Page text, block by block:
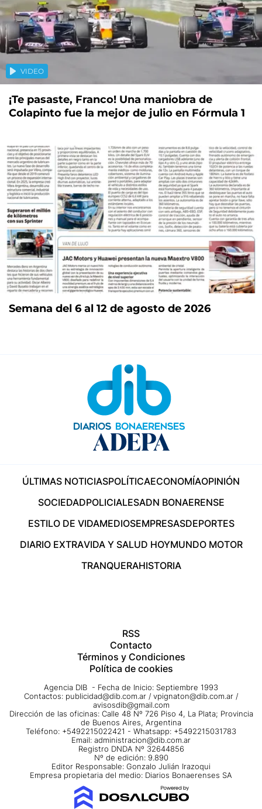
VIDEO
¡Te pasaste, Franco! Una maniobra de
Colapinto fue la mejor de julio en Fórmula 1
Semana del 6 al 12 de agosto de 2026
ÚLTIMAS NOTICIASPOLÍTICAECONOMÍAOPINIÓN
SOCIEDADPOLICIALESADN BONAERENSE
ESTILO DE VIDAMEDIOSEMPRESASDEPORTES
DIARIO EXTRAVIDA Y SALUD HOYMUNDO MOTOR
TRANQUERAHISTORIA
RSS
Contacto
Términos y Condiciones
Política de cookies
Agencia DIB - Fecha de Inicio: Septiembre 1993
Contactos: publicidad@dib.com.ar / vpignaton@dib.com.ar /
avisosdib@gmail.com
Dirección de las oficinas: Calle 48 Nº 726 Piso 4, La Plata; Provincia
de Buenos Aires, Argentina
Teléfono: +5492215022421 - Whatsapp: +5492215031783
Email: administracion@dib.com.ar
Registro DNDA Nº 32644856
Nº de edición: 9.890
Editor Responsable: Gonzalo Julián Irazoqui
Empresa propietaria del medio: Diarios Bonaerenses SA